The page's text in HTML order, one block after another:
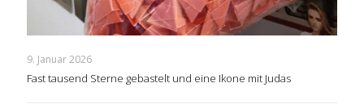
9. Januar 2026
Fast tausend Sterne gebastelt und eine Ikone mit Judas